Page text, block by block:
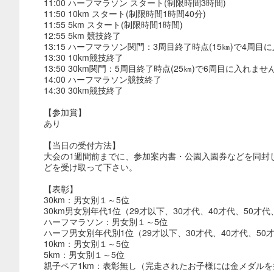
11:00 ハーフマラソン スタート(制限時間3時間)
11:50 10km スタート(制限時間1時間40分)
11:55 5km スタート(制限時間1時間)
12:55 5km 競技終了
13:15 ハーフマラソン関門：3周目終了時点(15㎞)で4周目に
13:30 10km競技終了
13:50 30km関門：5周目終了時点(25㎞)で6周目に入れません
14:00 ハーフマラソン競技終了
14:30 30km競技終了
【参加賞】
あり
【当日の受付方法】
大会の1週間前までに、参加案内書・公園入園券などを同
どを受け取って下さい。
【表彰】
30km：男女別１～5位
30km男女別年代1位（29才以下、30才代、40才代、50才代
ハーフマラソン：男女別１～5位
ハーフ男女別年代別1位（29才以下、30才代、40才代、50
10km：男女別１～5位
5km：男女別１～5位
親子ペア1km：表彰無し（完走されたお子様には金メダルを